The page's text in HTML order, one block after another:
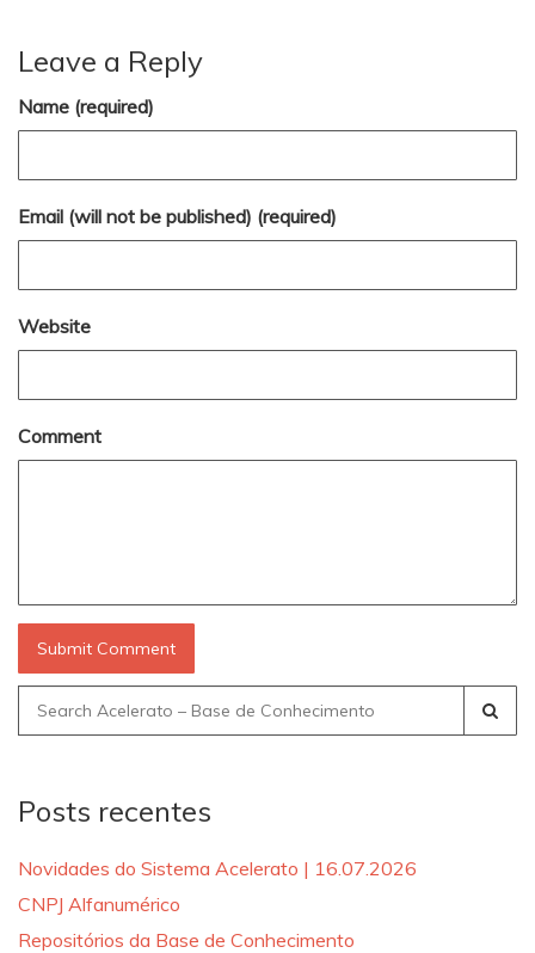
Leave a Reply
Name (required)
Email (will not be published) (required)
Website
Comment
Search
for:
Posts recentes
Novidades do Sistema Acelerato | 16.07.2026
CNPJ Alfanumérico
Repositórios da Base de Conhecimento